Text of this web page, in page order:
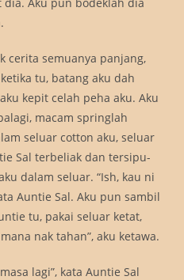
cerita semuanya panjang,
tu, batang aku dah
kepit celah peha aku. Aku
macam springlah
seluar cotton aku, seluar
Sal terbeliak dan tersipu-
dalam seluar. “Ish, kau ni
Auntie Sal. Aku pun sambil
tu, pakai seluar ketat,
nak tahan”, aku ketawa.
lagi”, kata Auntie Sal